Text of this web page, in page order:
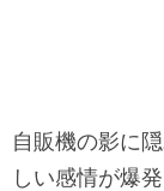
自販機の影に
しい感情が爆